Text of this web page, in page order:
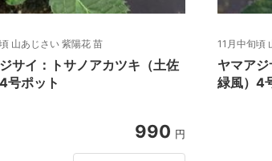
山あじさい 紫陽花 苗
サイ：トサノアカツキ（土佐
号ポット
990 円
11月中旬頃
ヤマア
緑風）4